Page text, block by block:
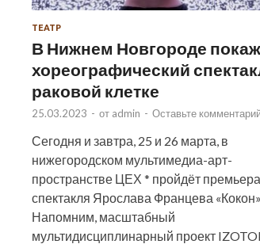
ТЕАТР
В Нижнем Новгороде
хореографический
раковой клетке
25.03.2023 - от admin - Оставьте
Сегодня и завтра, 25 и 26 марта, в
нижегородском мультимедиа-арт-
пространстве ЦЕХ * пройдёт премьера
спектакля Ярослава Францева «Кокон».
Напомним, масштабный
мультидисциплинарный проект